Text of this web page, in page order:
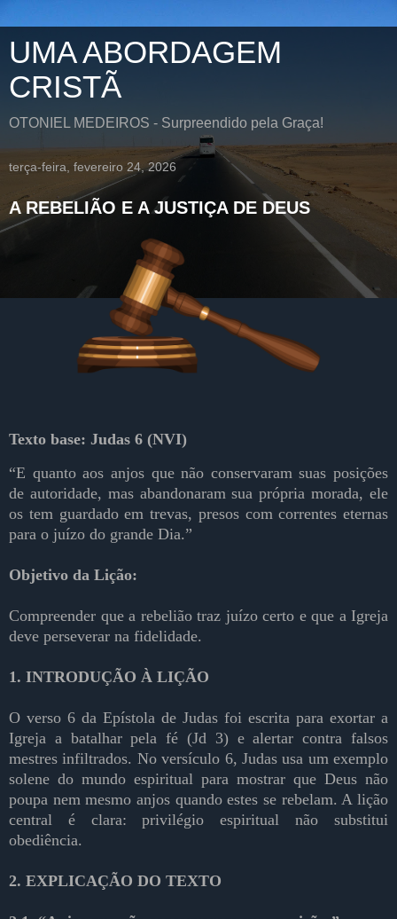
UMA ABORDAGEM
CRISTÃ
OTONIEL MEDEIROS - Surpreendido pela Graça!
terça-feira, fevereiro 24, 2026
A REBELIÃO E A JUSTIÇA DE DEUS
Texto base: Judas 6 (NVI)
“E quanto aos anjos que não conservaram suas posições
de autoridade, mas abandonaram sua própria morada, ele
os tem guardado em trevas, presos com correntes eternas
para o juízo do grande Dia.”
Objetivo da Lição:
Compreender que a rebelião traz juízo certo e que a Igreja
deve perseverar na fidelidade.
1. INTRODUÇÃO À LIÇÃO
O verso 6 da Epístola de Judas foi escrita para exortar a
Igreja a batalhar pela fé (Jd 3) e alertar contra falsos
mestres infiltrados. No versículo 6, Judas usa um exemplo
solene do mundo espiritual para mostrar que Deus não
poupa nem mesmo anjos quando estes se rebelam. A lição
central é clara: privilégio espiritual não substitui
obediência.
2. EXPLICAÇÃO DO TEXTO